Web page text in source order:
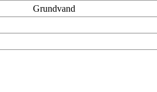
Grundvand